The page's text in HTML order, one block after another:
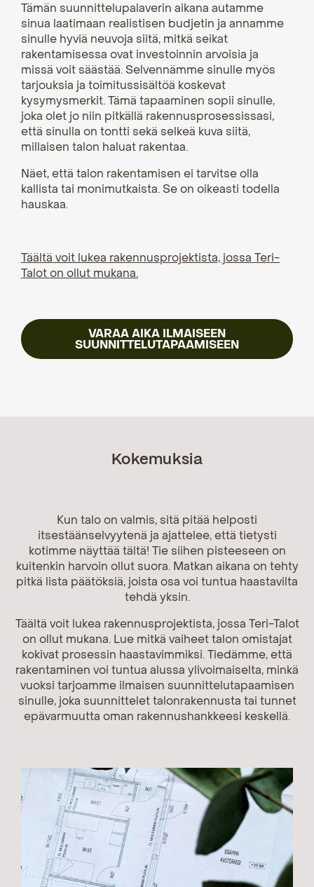
Tämän suunnittelupalaverin aikana autamme
sinua laatimaan realistisen budjetin ja annamme
sinulle hyviä neuvoja siitä, mitkä seikat
rakentamisessa ovat investoinnin arvoisia ja
missä voit säästää. Selvennämme sinulle myös
tarjouksia ja toimitussisältöä koskevat
kysymysmerkit. Tämä tapaaminen sopii sinulle,
joka olet jo niin pitkällä rakennusprosessissasi,
että sinulla on tontti sekä selkeä kuva siitä,
millaisen talon haluat rakentaa.
Näet, että talon rakentamisen ei tarvitse olla
kallista tai monimutkaista. Se on oikeasti todella
hauskaa.
Täältä voit lukea rakennusprojektista, jossa Teri-
Talot on ollut mukana.
VARAA AIKA ILMAISEEN
SUUNNITTELUTAPAAMISEEN
Kokemuksia
Kun talo on valmis, sitä pitää helposti
itsestäänselvyytenä ja ajattelee, että tietysti
kotimme näyttää tältä! Tie siihen pisteeseen on
kuitenkin harvoin ollut suora. Matkan aikana on tehty
pitkä lista päätöksiä, joista osa voi tuntua haastavilta
tehdä yksin.
Täältä voit lukea rakennusprojektista, jossa Teri-Talot
on ollut mukana. Lue mitkä vaiheet talon omistajat
kokivat prosessin haastavimmiksi. Tiedämme, että
rakentaminen voi tuntua alussa ylivoimaiselta, minkä
vuoksi tarjoamme ilmaisen suunnittelutapaamisen
sinulle, joka suunnittelet talonrakennusta tai tunnet
epävarmuutta oman rakennushankkeesi keskellä.